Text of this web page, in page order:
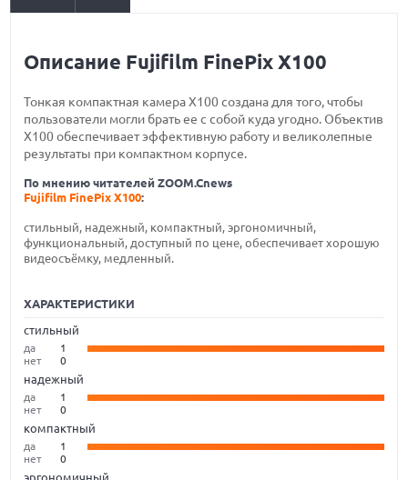
Описание Fujifilm FinePix X100
Тонкая компактная камера X100 создана для того, чтобы
пользователи могли брать ее с собой куда угодно. Объектив
Х100 обеспечивает эффективную работу и великолепные
результаты при компактном корпусе.
По мнению читателей ZOOM.Cnews
Fujifilm FinePix X100:
стильный, надежный, компактный, эргономичный,
функциональный, доступный по цене, обеспечивает хорошую
видеосъёмку, медленный.
ХАРАКТЕРИСТИКИ
стильный
да
1
нет
0
надежный
да
1
нет
0
компактный
да
1
нет
0